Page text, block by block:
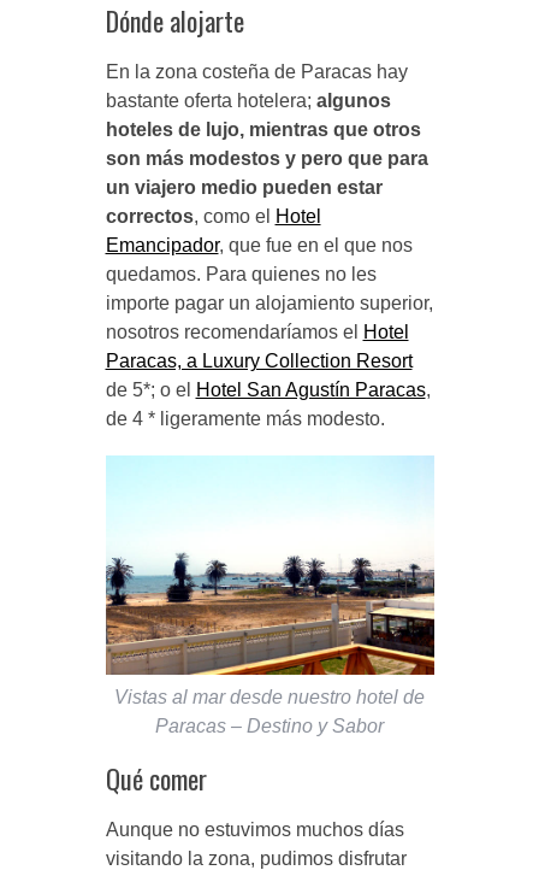
Dónde alojarte
En la zona costeña de Paracas hay
bastante oferta hotelera; algunos
hoteles de lujo, mientras que otros
son más modestos y pero que para
un viajero medio pueden estar
correctos, como el Hotel
Emancipador, que fue en el que nos
quedamos. Para quienes no les
importe pagar un alojamiento superior,
nosotros recomendaríamos el Hotel
Paracas, a Luxury Collection Resort
de 5*; o el Hotel San Agustín Paracas,
de 4 * ligeramente más modesto.
Vistas al mar desde nuestro hotel de
Paracas – Destino y Sabor
Qué comer
Aunque no estuvimos muchos días
visitando la zona, pudimos disfrutar